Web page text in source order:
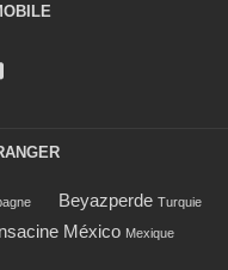
Beyazperde Turquie
México Mexique